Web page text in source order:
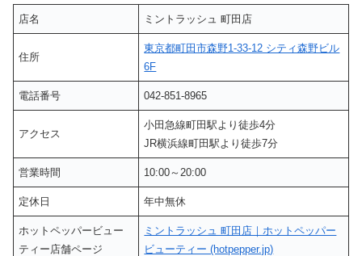
店名 ミントラッシュ 町田店
住所
東京都町田市森野1-33-12 シティ森野ビル
6F
電話番号 042-851-8965
アクセス
小田急線町田駅より徒歩4分
JR横浜線町田駅より徒歩7分
営業時間 10:00～20:00
定休日 年中無休
ホットペッパービュー
ティー店舗ページ
ミントラッシュ 町田店｜ホットペッパー
ビューティー (hotpepper.jp)